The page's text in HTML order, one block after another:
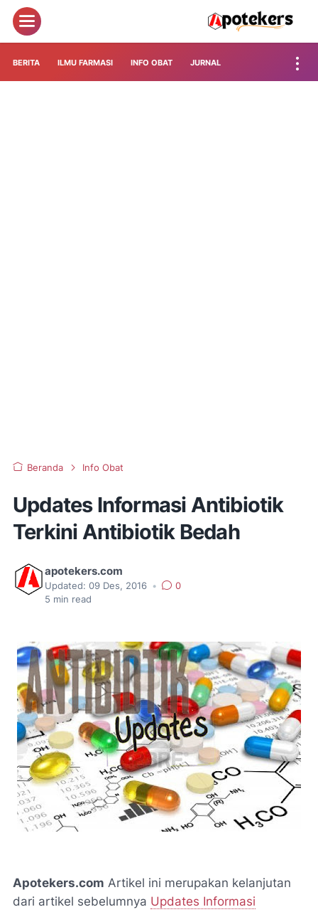
BERITA ILMU FARMASI INFO OBAT JURNAL
Beranda Info Obat
Updates Informasi Antibiotik
Terkini Antibiotik Bedah
apotekers.com
Updated: 09 Des, 2016 •
0
5 min read
Apotekers.com Artikel ini merupakan kelanjutan
dari artikel sebelumnya Updates Informasi